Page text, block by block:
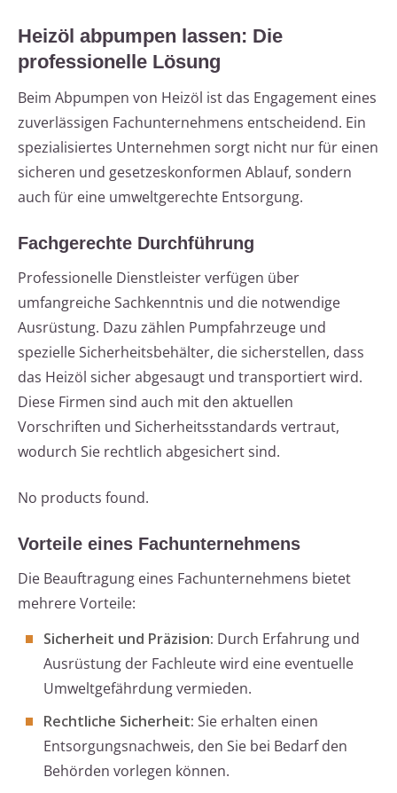
Heizöl abpumpen lassen: Die
professionelle Lösung
Beim Abpumpen von Heizöl ist das Engagement eines
zuverlässigen Fachunternehmens entscheidend. Ein
spezialisiertes Unternehmen sorgt nicht nur für einen
sicheren und gesetzeskonformen Ablauf, sondern
auch für eine umweltgerechte Entsorgung.
Fachgerechte Durchführung
Professionelle Dienstleister verfügen über
umfangreiche Sachkenntnis und die notwendige
Ausrüstung. Dazu zählen Pumpfahrzeuge und
spezielle Sicherheitsbehälter, die sicherstellen, dass
das Heizöl sicher abgesaugt und transportiert wird.
Diese Firmen sind auch mit den aktuellen
Vorschriften und Sicherheitsstandards vertraut,
wodurch Sie rechtlich abgesichert sind.
No products found.
Vorteile eines Fachunternehmens
Die Beauftragung eines Fachunternehmens bietet
mehrere Vorteile:
Sicherheit und Präzision: Durch Erfahrung und
Ausrüstung der Fachleute wird eine eventuelle
Umweltgefährdung vermieden.
Rechtliche Sicherheit: Sie erhalten einen
Entsorgungsnachweis, den Sie bei Bedarf den
Behörden vorlegen können.